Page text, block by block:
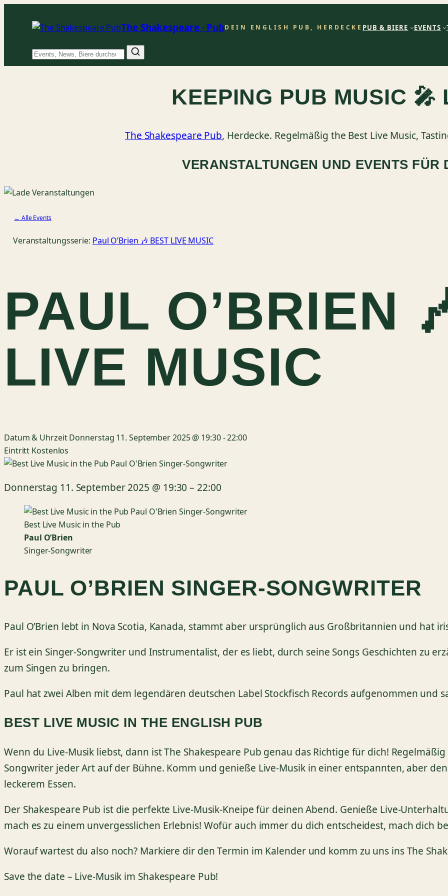
The Shakespeare · PubDEIN ENGLISH PUB, HERDECKE PUB & BIERE EVENTS
Suche
KEEPING PUB MUSIC 🎤
The Shakespeare Pub, Herdecke. Regelmäßig the Best Live Music,
VERANSTALTUNGEN UND EVENTS
← Alle Events
Veranstaltungsserie: Paul O’Brien 🎶 BEST LIVE MUSIC
PAUL O’BRIEN
LIVE MUSIC
Datum & Uhrzeit Donnerstag 11. September 2025 @ 19:30-22:00
Eintritt Kostenlos
Donnerstag 11. September 2025 @ 19:30– 22:00
Best Live Music in the Pub
Paul O’Brien
Singer-Songwriter
PAUL O’BRIEN SINGER-SONGWRITER
Paul O’Brien lebt in Nova Scotia, Kanada, stammt aber ursprünglich aus Großbritannien und hat
Er ist ein Singer-Songwriter und Instrumentalist, der es liebt, durch seine Songs Geschichten zu
zum Singen zu bringen.
Paul hat zwei Alben mit dem legendären deutschen Label Stockfisch Records aufgenommen und
BEST LIVE MUSIC IN THE ENGLISH PUB
Wenn du Live-Musik liebst, dann ist The Shakespeare Pub genau das Richtige für dich!
Songwriter jeder Art auf der Bühne. Komm und genieße Live-Musik in einer entspannten, aber
leckerem Essen.
Der Shakespeare Pub ist die perfekte Live-Musik-Kneipe für deinen Abend. Genieße Live-
mach es zu einem unvergesslichen Erlebnis! Wofür auch immer du dich entscheidest, mach dich
Worauf wartest du also noch? Markiere dir den Termin im Kalender und komm zu uns ins The
Save the date – Live-Musik im Shakespeare Pub!